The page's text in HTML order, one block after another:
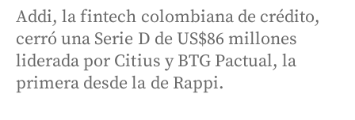
Addi, la fintech colombiana de crédito,
cerró una Serie D de US$86 millones
liderada por Citius y BTG Pactual, la
primera desde la de Rappi.